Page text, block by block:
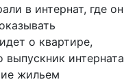
в интернат, где он
о квартире,
выпускник интерната
жильем